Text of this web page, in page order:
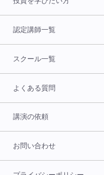
認定講師一覧
スクール一覧
よくある質問
講演の依頼
お問い合わせ